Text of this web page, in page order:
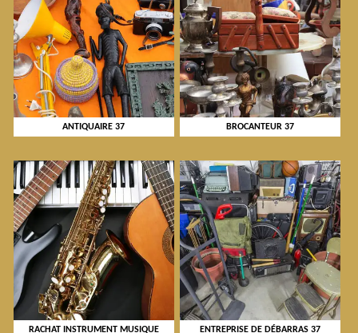
ANTIQUAIRE 37 BROCANTEUR 37
RACHAT INSTRUMENT MUSIQUE
ENTREPRISE DE DÉBARRAS 37